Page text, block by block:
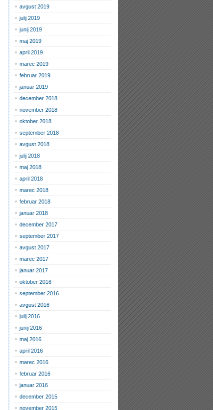
avgust 2019
julij 2019
junij 2019
maj 2019
april 2019
marec 2019
februar 2019
januar 2019
december 2018
november 2018
oktober 2018
september 2018
avgust 2018
julij 2018
maj 2018
april 2018
marec 2018
februar 2018
januar 2018
december 2017
september 2017
avgust 2017
marec 2017
januar 2017
oktober 2016
september 2016
avgust 2016
julij 2016
junij 2016
maj 2016
april 2016
marec 2016
februar 2016
januar 2016
december 2015
november 2015